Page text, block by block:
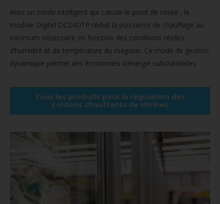
Avec un mode intelligent qui calcule le point de rosée , le
module Digitel DC24DTP réduit la puissance de chauffage au
minimum nécessaire en fonction des conditions réelles
d’humidité et de température du magasin. Ce mode de gestion
dynamique permet des économies d’énergie substantielles.
Tous les produits pour la régulation des
cordons chauffants de vitrines